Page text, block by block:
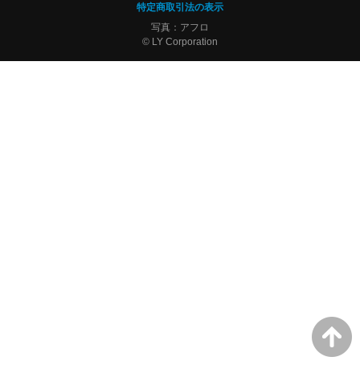
特定商取引法の表示
写真：アフロ
© LY Corporation